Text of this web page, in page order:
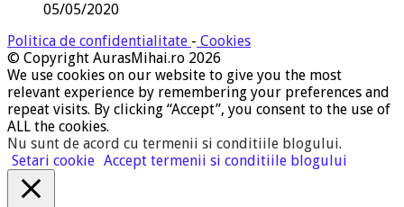
05/05/2020
Politica de confidentialitate - Cookies
© Copyright AurasMihai.ro 2026
We use cookies on our website to give you the most
relevant experience by remembering your preferences and
repeat visits. By clicking “Accept”, you consent to the use of
ALL the cookies.
Nu sunt de acord cu termenii si conditiile blogului.
Setari cookie Accept termenii si conditiile blogului